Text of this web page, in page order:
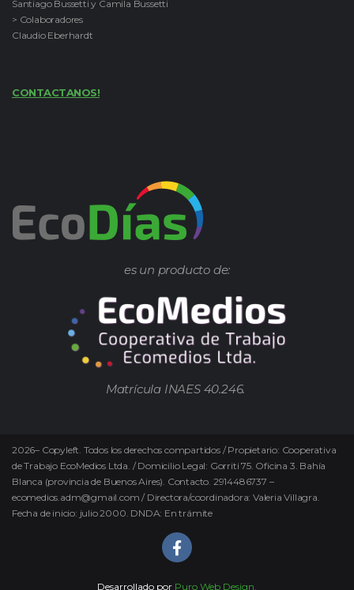
Santiago Bussetti y Camila Bussetti
> Colaboradores
Claudio Eberhardt
CONTACTANOS!
es un producto de:
Matrícula INAES 40.246.
2026– Copyleft. Todos los derechos compartidos / Propietario: Cooperativa
de Trabajo EcoMedios Ltda. / Domicilio Legal: Gorriti 75. Oficina 3. Bahía
Blanca (provincia de Buenos Aires). Contacto. 2914486737 –
ecomedios.adm@gmail.com / Directora/coordinadora: Valeria Villagra.
Fecha de inicio: julio 2000. DNDA: En trámite
Desarrollado por Puro Web Design.